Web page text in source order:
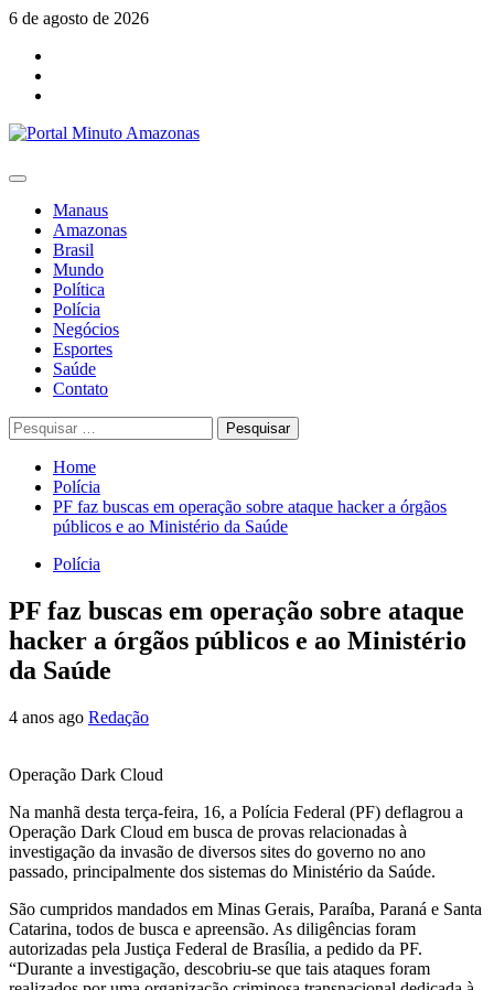
Skip
content
6 de agosto de 2026
Primary
Manaus
Amazonas
Brasil
Mundo
Política
Polícia
Negócios
Esportes
Saúde
Contato
Pesquisar
por:
Home
Polícia
PF faz buscas em operação sobre ataque hacker a órgãos
públicos e ao Ministério da Saúde
Polícia
PF faz buscas em operação sobre ataque
hacker a órgãos públicos e ao Ministério
da Saúde
4 anos ago Redação
Operação Dark Cloud
Na manhã desta terça-feira, 16, a Polícia Federal (PF) deflagrou a
Operação Dark Cloud em busca de provas relacionadas à
investigação da invasão de diversos sites do governo no ano
passado, principalmente dos sistemas do Ministério da Saúde.
São cumpridos mandados em Minas Gerais, Paraíba, Paraná e Santa
Catarina, todos de busca e apreensão. As diligências foram
autorizadas pela Justiça Federal de Brasília, a pedido da PF.
“Durante a investigação, descobriu-se que tais ataques foram